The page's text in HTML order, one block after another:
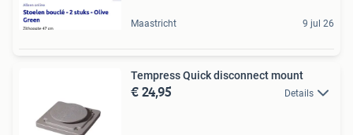
Maastricht 9 jul 26
Tempress Quick disconnect mount
€ 24,95 Details